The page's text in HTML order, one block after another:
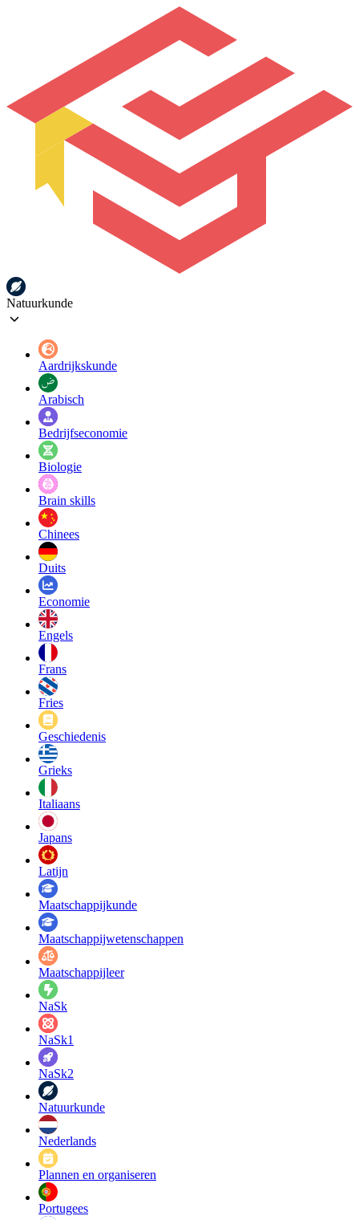
Natuurkunde
Aardrijkskunde
Arabisch
Bedrijfseconomie
Biologie
Brain skills
Chinees
Duits
Economie
Engels
Frans
Fries
Geschiedenis
Grieks
Italiaans
Japans
Latijn
Maatschappij­kunde
Maatschappij­wetenschappen
Maatschappijleer
NaSk
NaSk1
NaSk2
Natuurkunde
Nederlands
Plannen en organiseren
Portugees